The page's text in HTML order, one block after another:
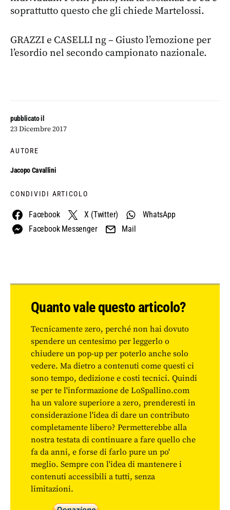
pubblicato il
23 Dicembre 2017
AUTORE
Jacopo Cavallini
CONDIVIDI ARTICOLO
Facebook X (Twitter)
WhatsApp
Facebook Messenger
Mail
soprattutto questo che gli chiede Martelossi.
GRAZZI e CASELLI ng – Giusto l’emozione per
l’esordio nel secondo campionato nazionale.
Quanto vale questo articolo?
Tecnicamente zero, perché non hai dovuto
spendere un centesimo per leggerlo o
chiudere un pop-up per poterlo anche solo
vedere. Ma dietro a contenuti come questi ci
sono tempo, dedizione e costi tecnici. Quindi
se per te l'informazione de LoSpallino.com
ha un valore superiore a zero, prenderesti in
considerazione l'idea di dare un contributo
completamente libero? Permetterebbe alla
nostra testata di continuare a fare quello che
fa da anni, e forse di farlo pure un po'
meglio. Sempre con l'idea di mantenere i
contenuti accessibili a tutti, senza
limitazioni.